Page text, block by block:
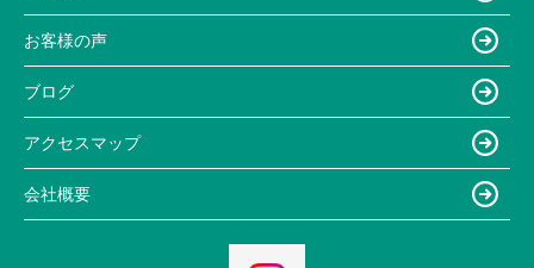
お客様の声
ブログ
アクセスマップ
会社概要